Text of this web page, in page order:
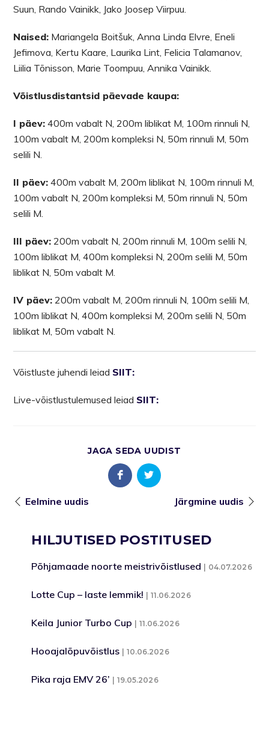
Suun, Rando Vainikk, Jako Joosep Viirpuu.
Naised: Mariangela Boitšuk, Anna Linda Elvre, Eneli
Jefimova, Kertu Kaare, Laurika Lint, Felicia Talamanov,
Liilia Tõnisson, Marie Toompuu, Annika Vainikk.
Võistlusdistantsid päevade kaupa:
I päev: 400m vabalt N, 200m liblikat M, 100m rinnuli N,
100m vabalt M, 200m kompleksi N, 50m rinnuli M, 50m
selili N.
II päev: 400m vabalt M, 200m liblikat N, 100m rinnuli M,
100m vabalt N, 200m kompleksi M, 50m rinnuli N, 50m
selili M.
III päev: 200m vabalt N, 200m rinnuli M, 100m selili N,
100m liblikat M, 400m kompleksi N, 200m selili M, 50m
liblikat N, 50m vabalt M.
IV päev: 200m vabalt M, 200m rinnuli N, 100m selili M,
100m liblikat N, 400m kompleksi M, 200m selili N, 50m
liblikat M, 50m vabalt N.
Võistluste juhendi leiad SIIT:
Live-võistlustulemused leiad SIIT:
JAGA SEDA UUDIST
Eelmine uudis Järgmine uudis
HILJUTISED POSTITUSED
Põhjamaade noorte meistrivõistlused 04.07.2026
Lotte Cup – laste lemmik! 11.06.2026
Keila Junior Turbo Cup 11.06.2026
Hooajalõpuvõistlus 10.06.2026
Pika raja EMV 26’ 19.05.2026